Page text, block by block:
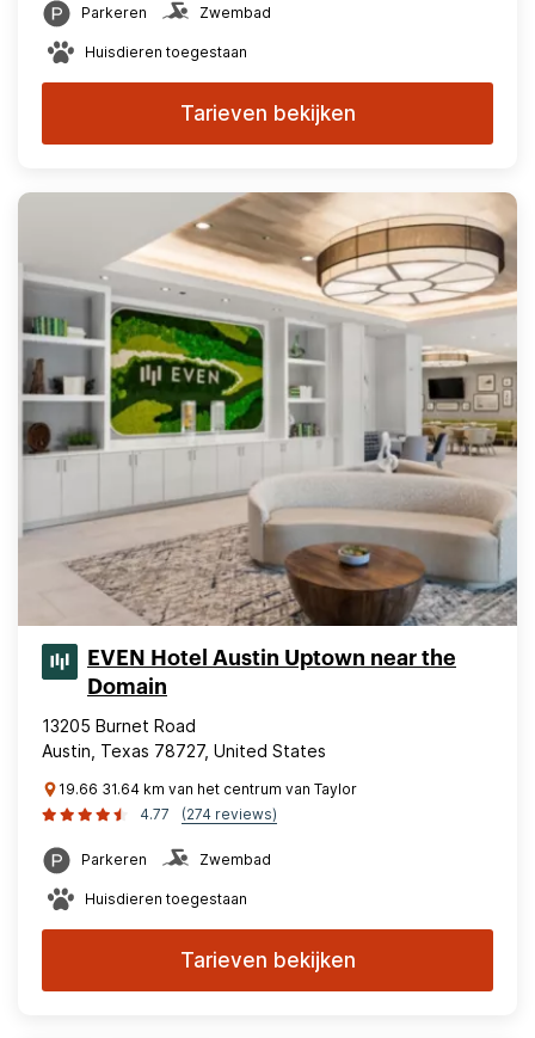
Parkeren Zwembad
Huisdieren toegestaan
Tarieven bekijken
EVEN Hotel Austin Uptown near the
Domain
13205 Burnet Road
Austin, Texas 78727, United States
19.66 31.64 km van het centrum van Taylor
4.77
(274 reviews)
Parkeren Zwembad
Huisdieren toegestaan
Tarieven bekijken